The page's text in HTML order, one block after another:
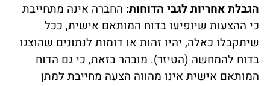
הגבלת אחריות לגבי הדוחות: החברה אינה מתחייבת
כי ההצעות שיופיעו בדוח המותאם אישית, ככל
שיתקבלו כאלה, יהיו זהות או דומות לנתונים שהוצגו
בדוח להמחשה (הטיזר). מובהר בזאת, כי גם הדוח
המותאם אישית אינו מהווה הצעה מחייבת למתן